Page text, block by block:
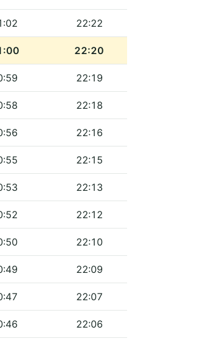
22:22
22:20
22:19
22:18
22:16
22:15
22:13
22:12
22:10
22:09
22:07
22:06